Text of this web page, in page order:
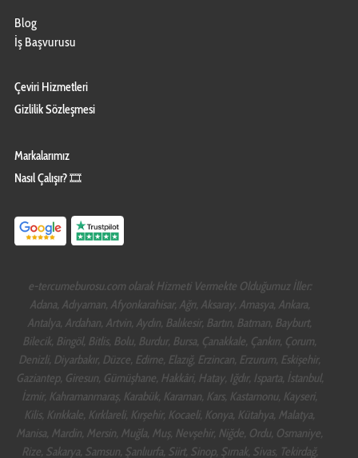
Blog
İş Başvurusu
Çeviri Hizmetleri
Gizlilik Sözleşmesi
Markalarımız
Nasıl Çalışır? 🎞️
e-tercumeburosu.com olarak Hizmeti Vermekte Olduğumuz İller:
Adana, Adıyaman, Afyonkarahisar, Ağrı, Aksaray, Amasya, Ankara,
Antalya, Ardahan, Artvin, Aydın, Balıkesir, Bartın, Batman, Bayburt,
Bilecik, Bingöl, Bitlis, Bolu, Burdur, Bursa, Çanakkale, Çankırı, Çorum,
Denizli, Diyarbakır, Düzce, Edirne, Elazığ, Erzincan, Erzurum, Eskişehir,
Gaziantep, Giresun, Gümüşhane, Hakkâri, Hatay, Iğdır, Isparta, İstanbul,
İzmir, Kahramanmaraş, Karabük, Karaman, Kars, Kastamonu, Kayseri,
Kilis, Kırıkkale, Kırklareli, Kırşehir, Kocaeli, Konya, Kütahya, Malatya,
Manisa, Mardin, Mersin, Muğla, Muş, Nevşehir, Niğde, Ordu, Osmaniye,
Rize, Sakarya, Samsun, Şanlıurfa, Siirt, Sinop, Şırnak, Sivas, Tekirdağ,